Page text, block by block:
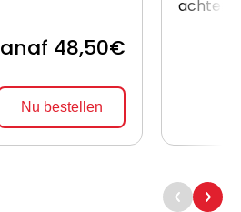
48,50€
Nu bestellen